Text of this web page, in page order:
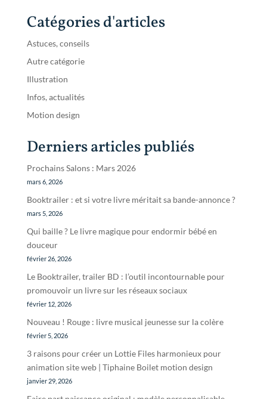
Catégories d'articles
Astuces, conseils
Autre catégorie
Illustration
Infos, actualités
Motion design
Derniers articles publiés
Prochains Salons : Mars 2026
mars 6, 2026
Booktrailer : et si votre livre méritait sa bande-annonce ?
mars 5, 2026
Qui baille ? Le livre magique pour endormir bébé en
douceur
février 26, 2026
Le Booktrailer, trailer BD : l’outil incontournable pour
promouvoir un livre sur les réseaux sociaux
février 12, 2026
Nouveau ! Rouge : livre musical jeunesse sur la colère
février 5, 2026
3 raisons pour créer un Lottie Files harmonieux pour
animation site web | Tiphaine Boilet motion design
janvier 29, 2026